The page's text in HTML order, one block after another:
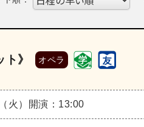
》 オペラ
火） 開演：13:00